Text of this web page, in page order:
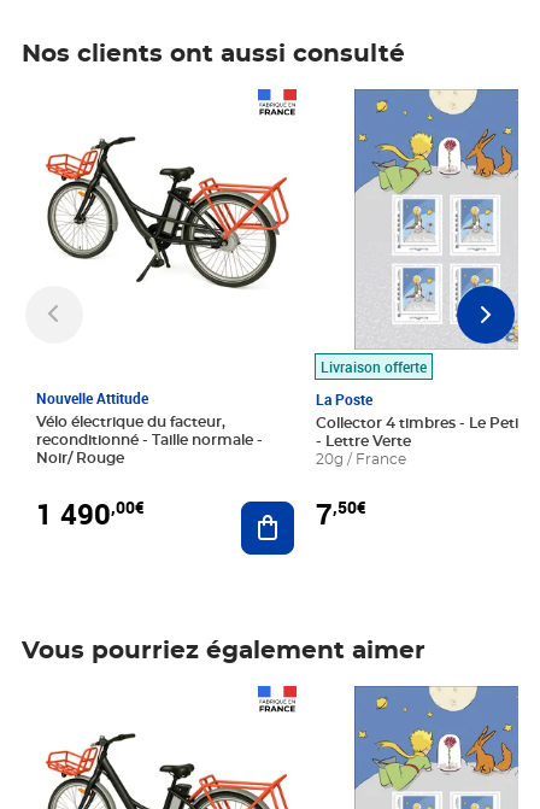
Nos clients ont aussi consulté
Nouvelle Attitude
Vélo électrique du facteur,
reconditionné - Taille normale -
Noir/ Rouge
1 490,00€ Ajouter au panier
Livraison offerte
La Poste
Collector 4 timbres - Le Petit
- Lettre Verte
20g / France
7,50€
Prix 7,50€
Vous pourriez également aimer
Prix 7,50€